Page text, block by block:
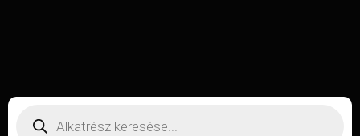
márkákat